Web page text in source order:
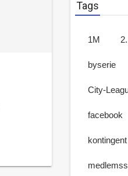
Tags
1M
byserie
City-
facebook
kontingent